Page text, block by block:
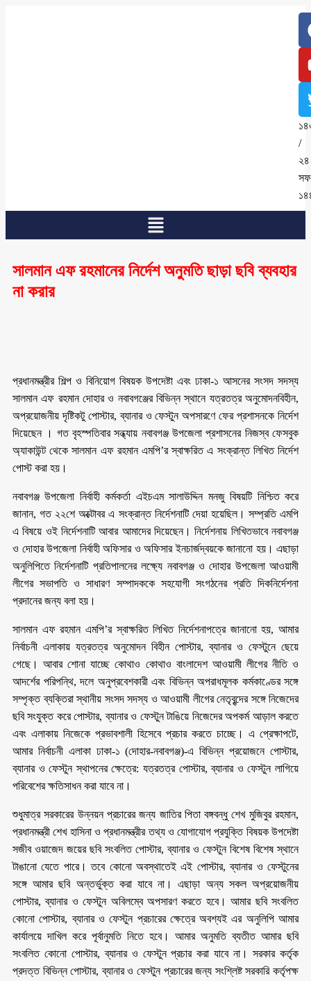
২৪
/
২৪
সালমান এফ রহমানের নির্দেশ অনুমতি ছাড়া ছবি ব্যবহার
না করার
প্রধানমন্ত্রীর শিল্প ও বিনিয়োগ বিষয়ক উপদেষ্টা এবং ঢাকা-১ আসনের সংসদ সদস্য
সালমান এফ রহমান দোহার ও নবাবগঞ্জের বিভিন্ন স্থানে যত্রতত্র অনুমোদনবিহীন,
অপ্রয়োজনীয় দৃষ্টিকটু পোস্টার, ব্যানার ও ফেস্টুন অপসারণে ফের প্রশাসনকে নির্দেশ
দিয়েছেন । গত বৃহস্পতিবার সন্ধ্যায় নবাবগঞ্জ উপজেলা প্রশাসনের নিজস্ব ফেসবুক
অ্যাকাউন্ট থেকে সালমান এফ রহমান এমপি’র স্বাক্ষরিত এ সংক্রান্ত লিখিত নির্দেশ
পোস্ট করা হয়।
নবাবগঞ্জ উপজেলা নির্বাহী কর্মকর্তা এইচএম সালাউদ্দিন মনজু বিষয়টি নিশ্চিত করে
জানান, গত ২২শে অক্টোবর এ সংক্রান্ত নির্দেশনাটি দেয়া হয়েছিল। সম্প্রতি এমপি
এ বিষয়ে ওই নির্দেশনাটি আবার আমাদের দিয়েছেন। নির্দেশনায় লিখিতভাবে নবাবগঞ্জ
ও দোহার উপজেলা নির্বাহী অফিসার ও অফিসার ইনচার্জদ্বয়কে জানানো হয়। এছাড়া
অনুলিপিতে নির্দেশনাটি প্রতিপালনের লক্ষ্যে নবাবগঞ্জ ও দোহার উপজেলা আওয়ামী
লীগের সভাপতি ও সাধারণ সম্পাদককে সহযোগী সংগঠনের প্রতি দিকনির্দেশনা
প্রদানের জন্য বলা হয়।
সালমান এফ রহমান এমপি’র স্বাক্ষরিত লিখিত নির্দেশনাপত্রে জানানো হয়, আমার
নির্বাচনী এলাকায় যত্রতত্র অনুমোদন বিহীন পোস্টার, ব্যানার ও ফেস্টুনে ছেয়ে
গেছে। আবার শোনা যাচ্ছে কোথাও কোথাও বাংলাদেশ আওয়ামী লীগের নীতি ও
আদর্শের পরিপন্থি, দলে অনুপ্রবেশকারী এবং বিভিন্ন অপরাধমূলক কর্মকাণ্ডের সঙ্গে
সম্পৃক্ত ব্যক্তিরা স্থানীয় সংসদ সদস্য ও আওয়ামী লীগের নেতৃবৃন্দের সঙ্গে নিজেদের
ছবি সংযুক্ত করে পোস্টার, ব্যানার ও ফেস্টুন টাঙিয়ে নিজেদের অপকর্ম আড়াল করতে
এবং এলাকায় নিজেকে প্রভাবশালী হিসেবে প্রচার করতে চাচ্ছে। এ প্রেক্ষাপটে,
আমার নির্বাচনী এলাকা ঢাকা-১ (দোহার-নবাবগঞ্জ)-এ বিভিন্ন প্রয়োজনে পোস্টার,
ব্যানার ও ফেস্টুন স্থাপনের ক্ষেত্রে: যত্রতত্র পোস্টার, ব্যানার ও ফেস্টুন লাগিয়ে
পরিবেশের ক্ষতিসাধন করা যাবে না।
শুধুমাত্র সরকারের উন্নয়ন প্রচারের জন্য জাতির পিতা বঙ্গবন্ধু শেখ মুজিবুর রহমান,
প্রধানমন্ত্রী শেখ হাসিনা ও প্রধানমন্ত্রীর তথ্য ও যোগাযোগ প্রযুক্তি বিষয়ক উপদেষ্টা
সজীব ওয়াজেদ জয়ের ছবি সংবলিত পোস্টার, ব্যানার ও ফেস্টুন বিশেষ বিশেষ স্থানে
টাঙানো যেতে পারে। তবে কোনো অবস্থাতেই এই পোস্টার, ব্যানার ও ফেস্টুনের
সঙ্গে আমার ছবি অন্তর্ভুক্ত করা যাবে না। এছাড়া অন্য সকল অপ্রয়োজনীয়
পোস্টার, ব্যানার ও ফেস্টুন অবিলম্বে অপসারণ করতে হবে। আমার ছবি সংবলিত
কোনো পোস্টার, ব্যানার ও ফেস্টুন প্রচারের ক্ষেত্রে অবশ্যই এর অনুলিপি আমার
কার্যালয়ে দাখিল করে পূর্বানুমতি নিতে হবে। আমার অনুমতি ব্যতীত আমার ছবি
সংবলিত কোনো পোস্টার, ব্যানার ও ফেস্টুন প্রচার করা যাবে না। সরকার কর্তৃক
প্রদত্ত বিভিন্ন পোস্টার, ব্যানার ও ফেস্টুন প্রচারের জন্য সংশ্লিষ্ট সরকারি কর্তৃপক্ষ